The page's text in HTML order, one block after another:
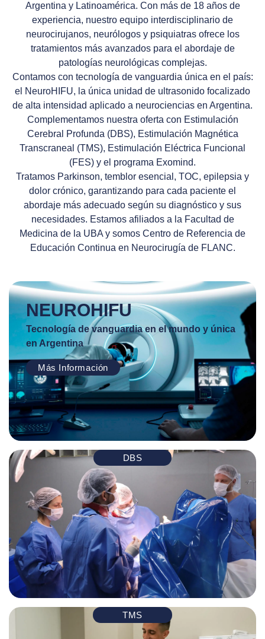
Argentina y Latinoamérica. Con más de 18 años de
experiencia, nuestro equipo interdisciplinario de
neurocirujanos, neurólogos y psiquiatras ofrece los
tratamientos más avanzados para el abordaje de
patologías neurológicas complejas.
Contamos con tecnología de vanguardia única en el país:
el NeuroHIFU, la única unidad de ultrasonido focalizado
de alta intensidad aplicado a neurociencias en Argentina.
Complementamos nuestra oferta con Estimulación
Cerebral Profunda (DBS), Estimulación Magnética
Transcraneal (TMS), Estimulación Eléctrica Funcional
(FES) y el programa Exomind.
Tratamos Parkinson, temblor esencial , TOC, epilepsia y
dolor crónico, garantizando para cada paciente el
abordaje más adecuado según su diagnóstico y sus
necesidades. Estamos afiliados a la Facultad de
Medicina de la UBA y somos Centro de Referencia de
Educación Continua en Neurocirugía de FLANC.
NEUROHIFU
Tecnología de vanguardia en el mundo y única
en Argentina
Más Información
DBS
TMS